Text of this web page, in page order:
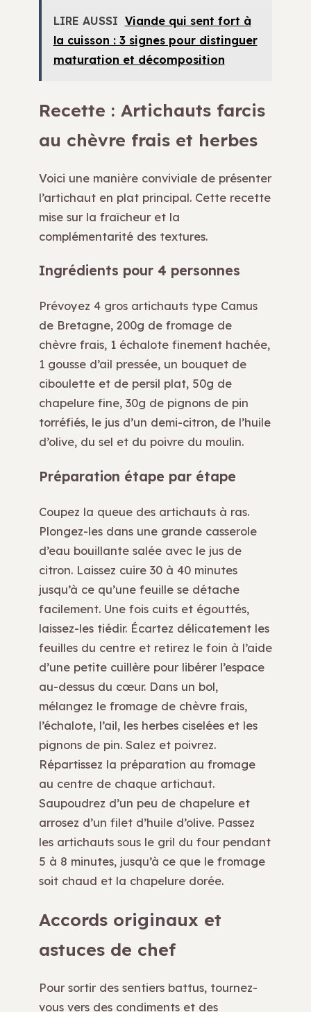
LIRE AUSSI Viande qui sent fort à
la cuisson : 3 signes pour distinguer
maturation et décomposition
Recette : Artichauts farcis
au chèvre frais et herbes
Voici une manière conviviale de présenter
l’artichaut en plat principal. Cette recette
mise sur la fraîcheur et la
complémentarité des textures.
Ingrédients pour 4 personnes
Prévoyez 4 gros artichauts type Camus
de Bretagne, 200g de fromage de
chèvre frais, 1 échalote finement hachée,
1 gousse d’ail pressée, un bouquet de
ciboulette et de persil plat, 50g de
chapelure fine, 30g de pignons de pin
torréfiés, le jus d’un demi-citron, de l’huile
d’olive, du sel et du poivre du moulin.
Préparation étape par étape
Coupez la queue des artichauts à ras.
Plongez-les dans une grande casserole
d’eau bouillante salée avec le jus de
citron. Laissez cuire 30 à 40 minutes
jusqu’à ce qu’une feuille se détache
facilement. Une fois cuits et égouttés,
laissez-les tiédir. Écartez délicatement les
feuilles du centre et retirez le foin à l’aide
d’une petite cuillère pour libérer l’espace
au-dessus du cœur. Dans un bol,
mélangez le fromage de chèvre frais,
l’échalote, l’ail, les herbes ciselées et les
pignons de pin. Salez et poivrez.
Répartissez la préparation au fromage
au centre de chaque artichaut.
Saupoudrez d’un peu de chapelure et
arrosez d’un filet d’huile d’olive. Passez
les artichauts sous le gril du four pendant
5 à 8 minutes, jusqu’à ce que le fromage
soit chaud et la chapelure dorée.
Accords originaux et
astuces de chef
Pour sortir des sentiers battus, tournez-
vous vers des condiments et des